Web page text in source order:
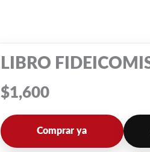
LIBRO
$1,600
Comprar ya